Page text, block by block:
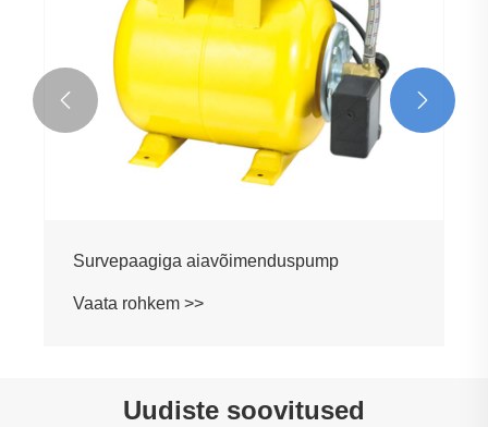
Survepaagiga aiavõimenduspump
Vaata rohkem >>
 
Uudiste soovitused